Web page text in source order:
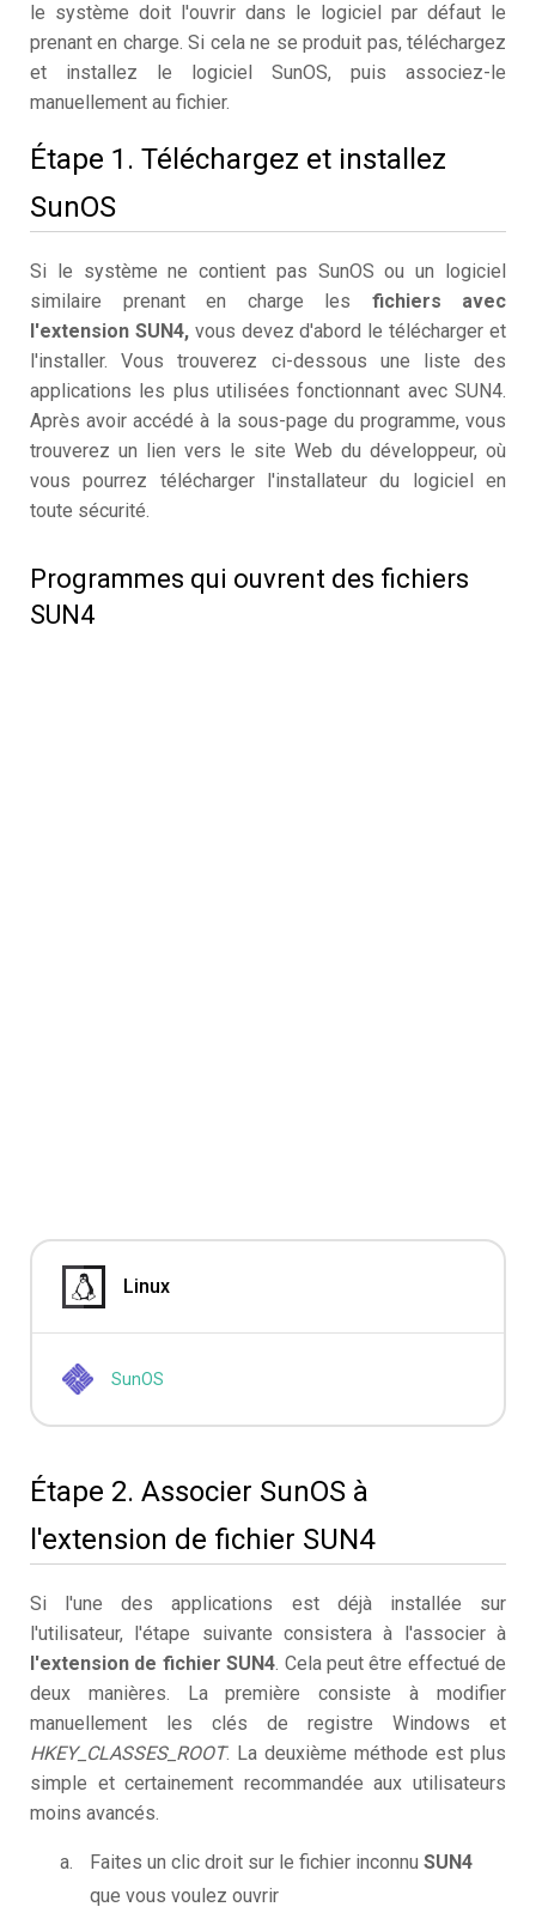
le système doit l'ouvrir dans le logiciel par défaut le
prenant en charge. Si cela ne se produit pas, téléchargez
et installez le logiciel SunOS, puis associez-le
manuellement au fichier.
Étape 1. Téléchargez et installez
SunOS
Si le système ne contient pas SunOS ou un logiciel
similaire prenant en charge les fichiers avec
l'extension SUN4,vous devez d'abord le télécharger et
l'installer. Vous trouverez ci-dessous une liste des
applications les plus utilisées fonctionnant avec SUN4.
Après avoir accédé à la sous-page du programme, vous
trouverez un lien vers le site Web du développeur, où
vous pourrez télécharger l'installateur du logiciel en
toute sécurité.
Programmes qui ouvrent des fichiers
SUN4
Linux
SunOS
Étape 2. Associer SunOS à
l'extension de fichier SUN4
Si l'une des applications est déjà installée sur
l'utilisateur, l'étape suivante consistera à l'associer à
l'extension de fichier SUN4. Cela peut être effectué de
deux manières. La première consiste à modifier
manuellement les clés de registre Windows et
HKEY_CLASSES_ROOT. La deuxième méthode est plus
simple et certainement recommandée aux utilisateurs
moins avancés.
Faites un clic droit sur le fichier inconnu SUN4
que vous voulez ouvrir